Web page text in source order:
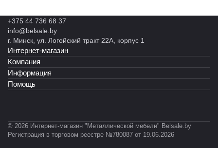
+375 44 736 68 37
info@belsale.by
г. Минск, ул. Логойский тракт 22А, корпус 1
Интернет-магазин
Компания
Информация
Помощь
© 2026 Интернет-магазин "Металлической мебели" Belsale.by
Регистрация в торговом реестре №780087 от 19.06.2026